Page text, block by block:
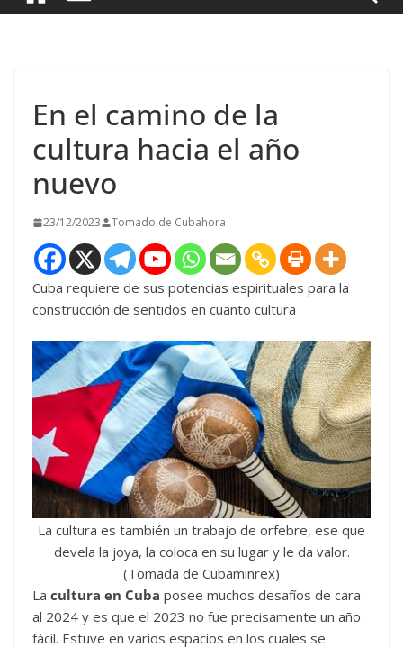
En el camino de la
cultura hacia el año
nuevo
23/12/2023 Tomado de Cubahora
Cuba requiere de sus potencias espirituales para la
construcción de sentidos en cuanto cultura
La cultura es también un trabajo de orfebre, ese que
devela la joya, la coloca en su lugar y le da valor.
(Tomada de Cubaminrex)
La cultura en Cuba posee muchos desafíos de cara
al 2024 y es que el 2023 no fue precisamente un año
fácil. Estuve en varios espacios en los cuales se